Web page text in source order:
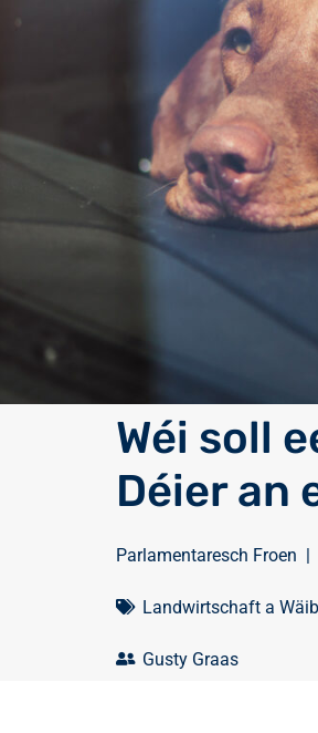
Wéi soll
Déier an
Parlamentaresch Froen |
Landwirtschaft a
Gusty Graas